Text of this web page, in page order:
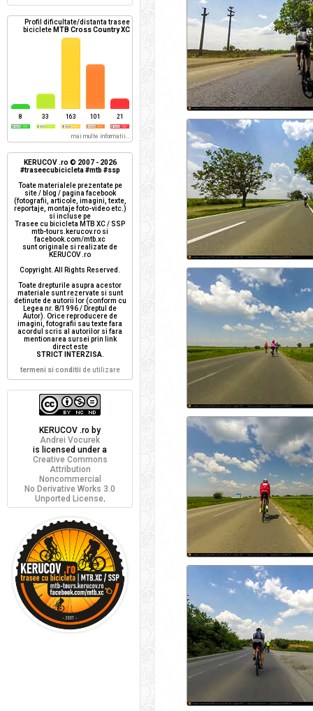
Profil dificultate/distanta trasee
biciclete MTB Cross Country XC
8 33 163 101 21
mai multe informatii...
KERUCOV .ro © 2007 - 2026
#traseecubicicleta #mtb #ssp
Toate materialele prezentate pe
site / blog / pagina facebook
(fotografii, articole, imagini, texte,
reportaje, montaje foto-video etc.)
si incluse pe
Trasee cu bicicleta MTB XC / SSP
mtb-tours.kerucov.ro si
facebook.com/mtb.xc
sunt originale si realizate de
KERUCOV .ro
Copyright. All Rights Reserved.
Toate drepturile asupra acestor
materiale sunt rezervate si sunt
detinute de autorii lor (conform cu
Legea nr. 8/1996 / Dreptul de
Autor). Orice reproducere de
imagini, fotografii sau texte fara
acordul scris al autorilor si fara
mentionarea sursei prin link
direct este
STRICT INTERZISA.
termeni si conditii de utilizare
KERUCOV .ro by
Andrei Vocurek
is licensed under a
Creative Commons
Attribution
Noncommercial
No Derivative Works 3.0
Unported License.